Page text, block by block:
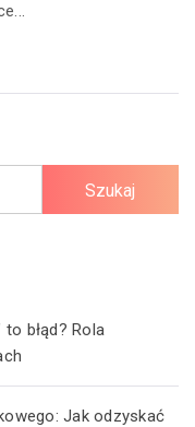
błąd? Rola
Jak odzyskać